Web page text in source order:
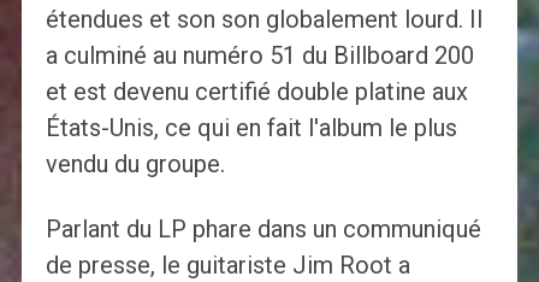
étendues et son son globalement lourd. Il
a culminé au numéro 51 du Billboard 200
et est devenu certifié double platine aux
États-Unis, ce qui en fait l'album le plus
vendu du groupe.
Parlant du LP phare dans un communiqué
de presse, le guitariste Jim Root a